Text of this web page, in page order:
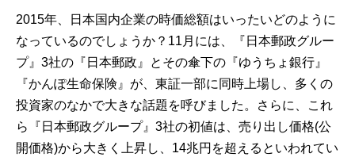
2015年、日本国内企業の時価総額はいったいどのように
なっているのでしょうか？11月には、『日本郵政グルー
プ』3社の『日本郵政』とその傘下の『ゆうちょ銀行』
『かんぽ生命保険』が、東証一部に同時上場し、多くの
投資家のなかで大きな話題を呼びました。さらに、これ
ら『日本郵政グループ』3社の初値は、売り出し価格(公
開価格)から大きく上昇し、14兆円を超えるといわれてい